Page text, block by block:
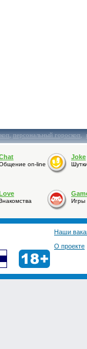
,персональный гороскоп,
on-line
Joke
Игры
Наши
О проекте